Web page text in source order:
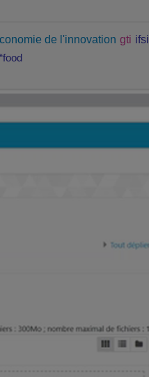
de l'innovation gti ifsi
“food